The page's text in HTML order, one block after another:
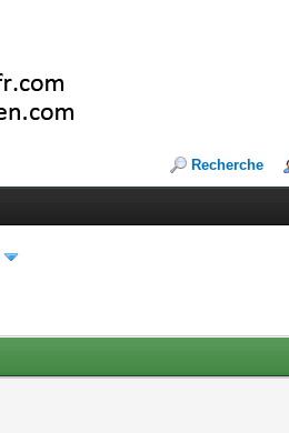
Recherche